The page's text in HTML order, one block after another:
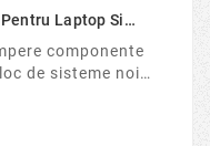
Laptop Si
componente
de sisteme noi